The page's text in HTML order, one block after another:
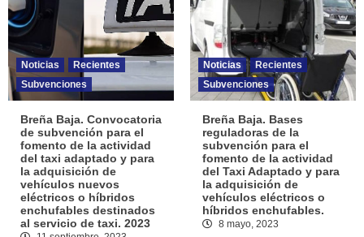
Noticias
Recientes
Subvenciones
Breña Baja. Convocatoria
de subvención para el
fomento de la actividad
del taxi adaptado y para
la adquisición de
vehículos nuevos
eléctricos o híbridos
enchufables destinados
al servicio de taxi. 2023
Noticias
Recientes
Subvenciones
Breña Baja. Bases
reguladoras de la
subvención para el
fomento de la actividad
del Taxi Adaptado y para
la adquisición de
vehículos eléctricos o
híbridos enchufables.
8 mayo, 2023